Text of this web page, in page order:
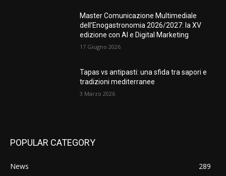
Master Comunicazione Multimediale
dell’Enogastronomia 2026/2027: la XV
edizione con AI e Digital Marketing
17 Giugno 2026
Tapas vs antipasti: una sfida tra sapori e
tradizioni mediterranee
3 Marzo 2026
POPULAR CATEGORY
News
289